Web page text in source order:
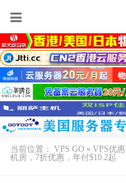
当前位置： VPS GO » VPS优惠
机房，7折优惠，年付$10.2起